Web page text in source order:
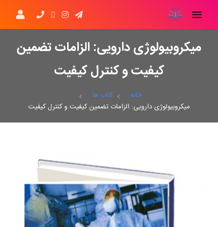
میکروبیولوژی دارویی: الزامات تضمین
کیفیت و کنترل کیفیت
خانه
کتاب ها
میکروبیولوژی دارویی: الزامات تضمین کیفیت و کنترل کیفیت